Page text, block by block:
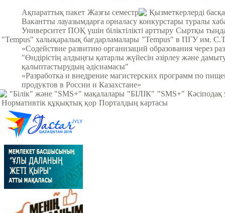
Ақпараттық пакет Жазғы семестр
Қызметкерлерді
Вакантты лауазымдарға орналасу конкурстары туралы
Университет ПОҚ үшін біліктілікті арттыру Сыртқы
"Tempus" халықаралық бағдарламалары "Tempus" в ПГУ им.
«Содействие развитию организаций образования через
"Өндірістің алдыңғы қатарлы жүйесін әзірлеу және
қалыптастырудың әдіснамасы"
«Разработка и внедрение магистерских программ по
продуктов в России и Казахстане»
"Білік" және "SMS+" мақалалары "БІЛІК" "SMS+"
Нормативтік құқықтық қор Порталдың картасы